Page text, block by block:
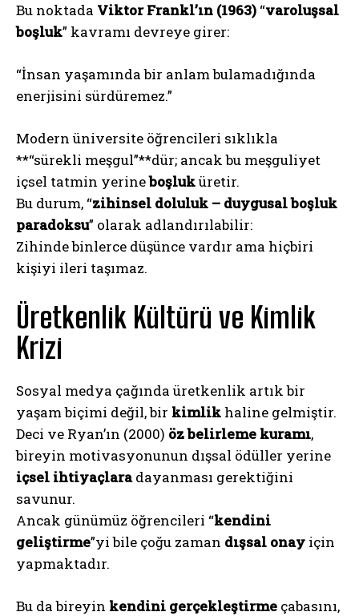
Bu noktada Viktor Frankl’ın (1963) “varoluşsal
boşluk” kavramı devreye girer:
“İnsan yaşamında bir anlam bulamadığında
enerjisini sürdüremez.”
Modern üniversite öğrencileri sıklıkla
**“sürekli meşgul”**dür; ancak bu meşguliyet
içsel tatmin yerineboşluküretir.
Bu durum, “zihinsel doluluk – duygusal boşluk
paradoksu” olarak adlandırılabilir:
Zihinde binlerce düşünce vardır ama hiçbiri
kişiyi ileri taşımaz.
Üretkenlik Kültürü ve Kimlik
Krizi
Sosyal medya çağında üretkenlik artık bir
yaşam biçimi değil, bir kimlik haline gelmiştir.
Deci ve Ryan’ın (2000) öz belirleme kuramı,
bireyin motivasyonunun dışsal ödüller yerine
içsel ihtiyaçlaradayanması gerektiğini
savunur.
Ancak günümüz öğrencileri “kendini
geliştirme”yi bile çoğu zaman dışsal onay için
yapmaktadır.
Bu da bireyin kendini gerçekleştirme çabasını,